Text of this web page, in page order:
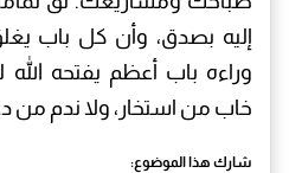
إليه بصدق، وأن كل باب
وراءه باب أعظم يفتحه الله
خاب من استخار، ولا ندم من
شارك هذا الموضوع: